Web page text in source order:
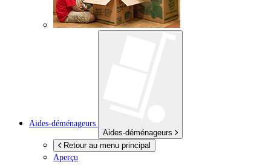
Aides-déménageurs
Aides-déménageurs
Retour au menu principal
Aperçu